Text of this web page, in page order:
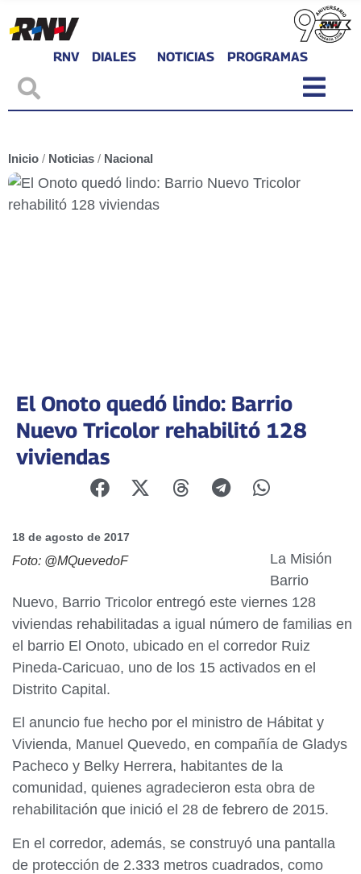
RNV DIALES NOTICIAS PROGRAMAS
Inicio / Noticias / Nacional
El Onoto quedó lindo: Barrio
Nuevo Tricolor rehabilitó 128
viviendas
18 de agosto de 2017
Foto: @MQuevedoF
La Misión
Barrio
Nuevo, Barrio Tricolor entregó este viernes 128
viviendas rehabilitadas a igual número de familias en
el barrio El Onoto, ubicado en el corredor Ruiz
Pineda-Caricuao, uno de los 15 activados en el
Distrito Capital.
El anuncio fue hecho por el ministro de Hábitat y
Vivienda, Manuel Quevedo, en compañía de Gladys
Pacheco y Belky Herrera, habitantes de la
comunidad, quienes agradecieron esta obra de
rehabilitación que inició el 28 de febrero de 2015.
En el corredor, además, se construyó una pantalla
de protección de 2.333 metros cuadrados, como